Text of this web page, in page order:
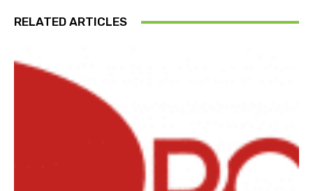
RELATED ARTICLES